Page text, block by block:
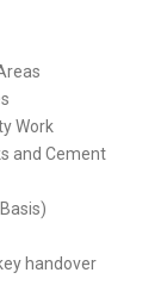
Work
and Cement
handover